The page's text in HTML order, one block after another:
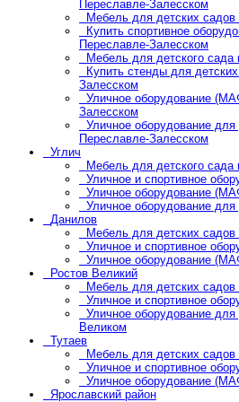
Переславле-Залесском
Мебель для детских
Купить спортивное
Переславле-Залесском
Мебель для детского
Купить стенды для
Залесском
Уличное оборудование
Залесском
Уличное оборудование для
Переславле-Залесском
Углич
Мебель для детского сада
Уличное и спортивное
Уличное оборудование
Уличное оборудование для
Данилов
Мебель для детских
Уличное и спортивное
Уличное оборудование
Ростов Великий
Мебель для детских
Уличное и спортивное
Уличное оборудование для
Великом
Тутаев
Мебель для детских садов
Уличное и спортивное
Уличное оборудование
Ярославский район